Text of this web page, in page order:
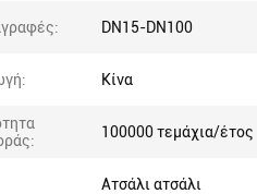
DN15-DN100
Κίνα
100000 τεμάχια/έτος
Ατσάλι ατσάλι